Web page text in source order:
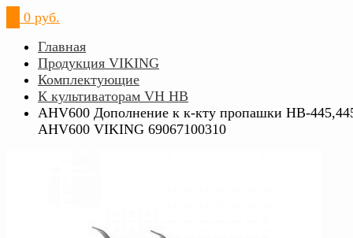
0 руб.
Главная
Продукция VIKING
Комплектующие
К культиваторам VH HB
AHV600 Дополнение к к-кту пропашки HB-
AHV600 VIKING 69067100310